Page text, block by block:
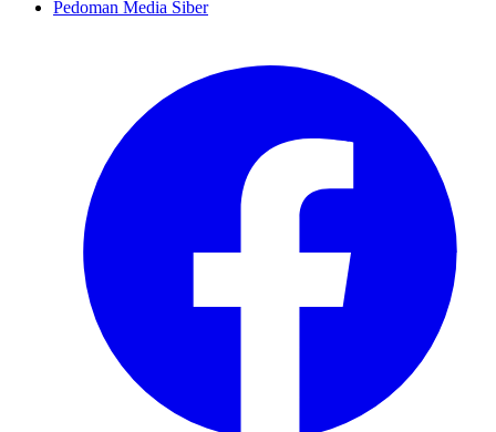
Pedoman Media Siber